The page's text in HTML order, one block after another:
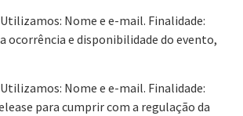
Nome e e-mail. Finalidade:
ocorrência e disponibilidade do evento,
Nome e e-mail. Finalidade:
para cumprir com a regulação da